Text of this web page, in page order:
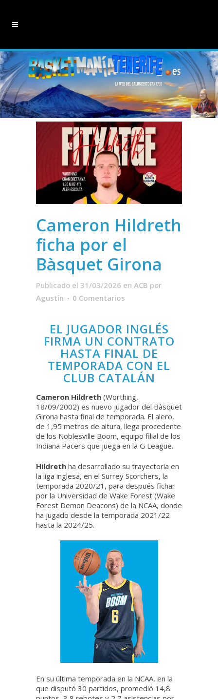
Cameron Hildreth
ficha por el
Bàsquet Girona
Publicado el 31/03/2026 en ACB por
Agustín
0 Comentarios
EL JUGADOR INGLÉS
FIRMA UN CONTRATO
HASTA FINAL DE
TEMPORADA CON EL
CLUB CATALÁN
Cameron Hildreth (Worthing,
18/09/2002) es nuevo jugador del Bàsquet
Girona hasta final de temporada. El alero,
de 1,95 metros de altura, llega procedente
de los Noblesville Boom, equipo filial de los
Indiana Pacers que juega en la G League.
Hildreth ha desarrollado su trayectoria en
la liga inglesa, en el Surrey Scorchers, la
temporada 2020/21, para después fichar
por la Universidad de Wake Forest (Wake
Forest Demon Deacons) de la NCAA, donde
ha jugado desde la temporada 2021/22
hasta la 2024/25.
En su última temporada en la NCAA, en la
que disputó 30 partidos, promedió 14,8